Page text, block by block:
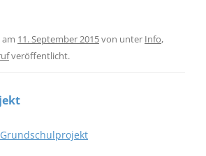
11. September 2015von unter Info,
veröffentlicht.